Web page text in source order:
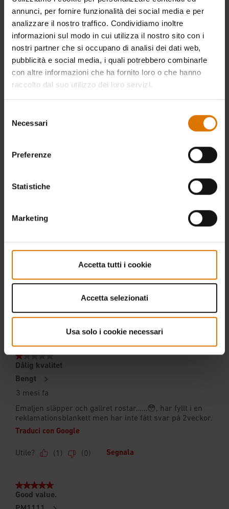
annunci, per fornire funzionalità dei social media e per
analizzare il nostro traffico. Condividiamo inoltre
informazioni sul modo in cui utilizza il nostro sito con i
nostri partner che si occupano di analisi dei dati web,
pubblicità e social media, i quali potrebbero combinarle
con altre informazioni che ha fornito loro o che hanno
raccolto dal suo utilizzo dei loro servizi.
delNecessari
Preferenze
Statistiche
Marketing
Accetta tutti i cookie
Accetta selezionati
Usa solo i cookie necessari